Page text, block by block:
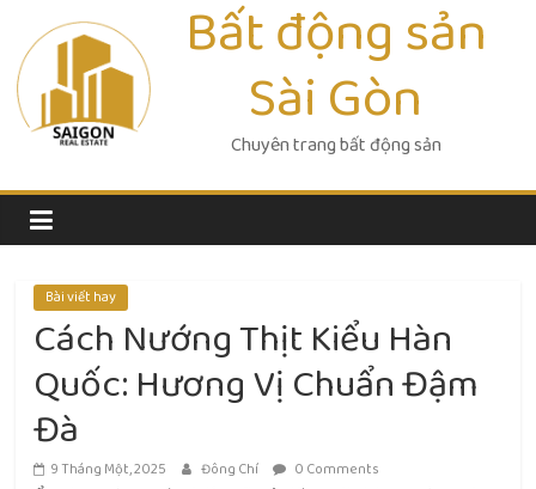
content
Bất động sản
Sài Gòn
Chuyên trang bất động sản
Bài viết hay
Cách Nướng Thịt Kiểu Hàn
Quốc: Hương Vị Chuẩn Đậm
Đà
9 Tháng Một, 2025 Đông Chí 0 Comments